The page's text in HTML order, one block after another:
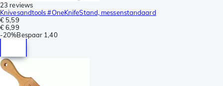
23 reviews
Knivesandtools #OneKnifeStand, messenstandaard
€ 5,59
€ 6,99
-20%Bespaar 1,40